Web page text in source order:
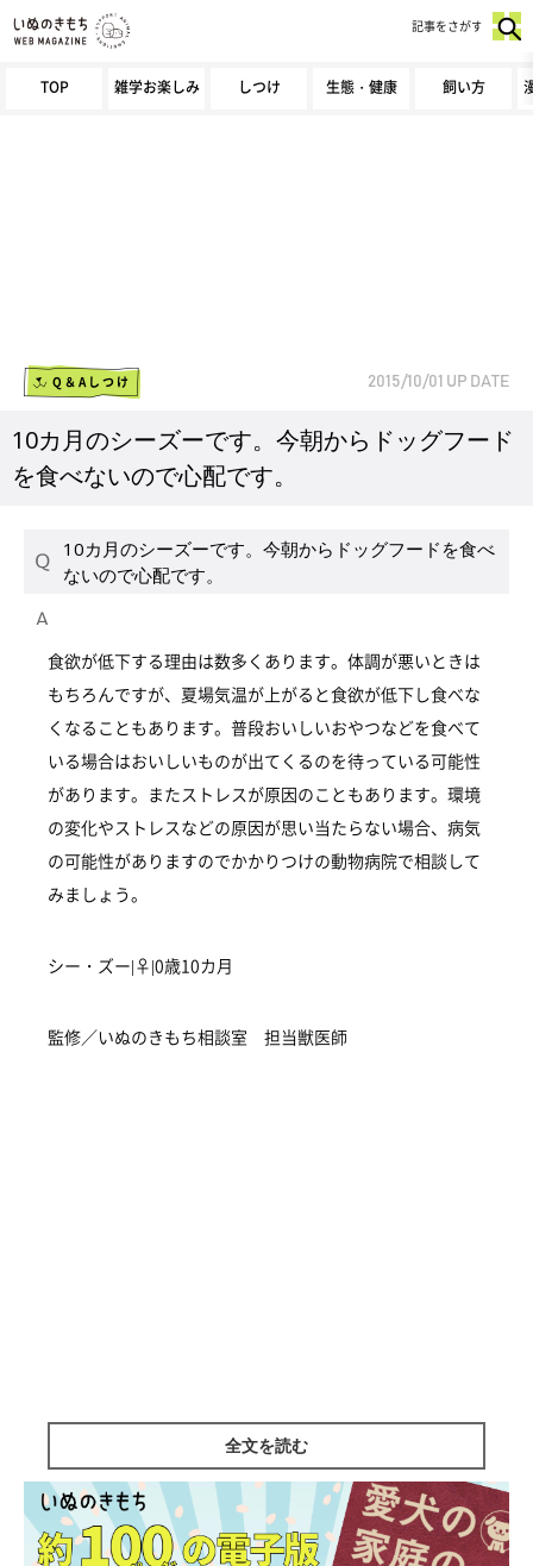
TOP 雑学お楽しみ しつけ 生態・健康 飼い方
記事をさがす
Q＆Aしつけ 2015/10/01 UP DATE
10カ月のシーズーです。今朝からドッグフード
を食べないので心配です。
10カ月のシーズーです。今朝からドッグフードを食べ
ないので心配です。
食欲が低下する理由は数多くあります。体調が悪いときは
もちろんですが、夏場気温が上がると食欲が低下し食べな
くなることもあります。普段おいしいおやつなどを食べて
いる場合はおいしいものが出てくるのを待っている可能性
があります。またストレスが原因のこともあります。環境
の変化やストレスなどの原因が思い当たらない場合、病気
の可能性がありますのでかかりつけの動物病院で相談して
みましょう。
シー・ズー|♀|0歳10カ月
監修／いぬのきもち相談室 担当獣医師
全文を読む